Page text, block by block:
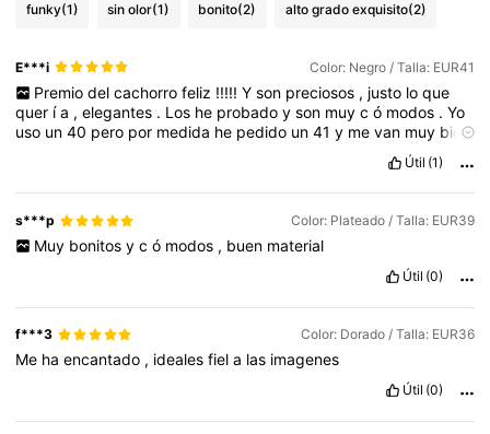
funky(1) sin olor(1) bonito(2) alto grado exquisito(2)
E***i Color: Negro / Talla: EUR41
Premio del cachorro feliz !!!!! Y son preciosos , justo lo que
quer ía ,elegantes . Los he probadoyson muycó modos .Yo
uso un40 pero por medida he pedido un41y mevan muy bien
Útil (1)
s***p Color: Plateado / Talla: EUR39
Muy bonitos y c ó modos , buen material
Útil (0)
f***3 Color: Dorado / Talla: EUR36
Me haencantado , idealesfiela las imagenes
Útil (0)